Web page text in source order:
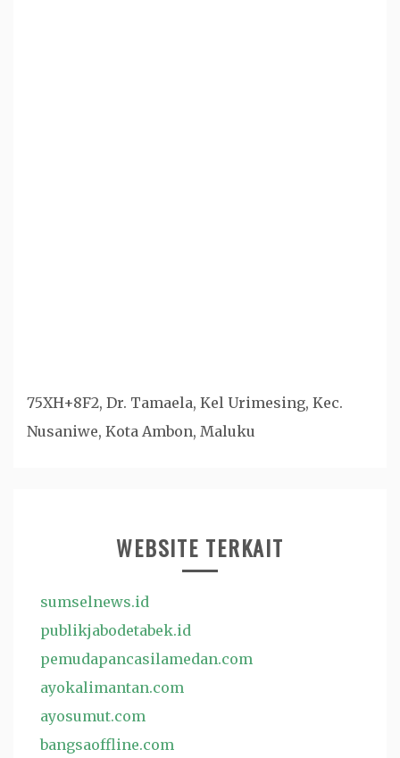
75XH+8F2, Dr. Tamaela, Kel Urimesing, Kec.
Nusaniwe, Kota Ambon, Maluku
WEBSITE TERKAIT
sumselnews.id
publikjabodetabek.id
pemudapancasilamedan.com
ayokalimantan.com
ayosumut.com
bangsaoffline.com